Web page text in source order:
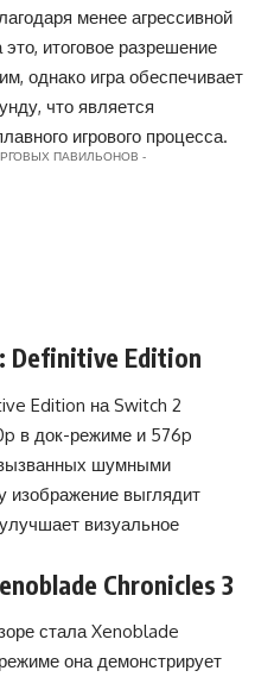
менее агрессивной
итоговое разрешение
однако игра обеспечивает
что является
игрового процесса.
ПАВИЛЬОНОВ -
Definitive Edition
Edition на Switch 2
в док-режиме и 576p
вызванных шумными
изображение выглядит
визуальное
Chronicles 3
стала Xenoblade
она демонстрирует